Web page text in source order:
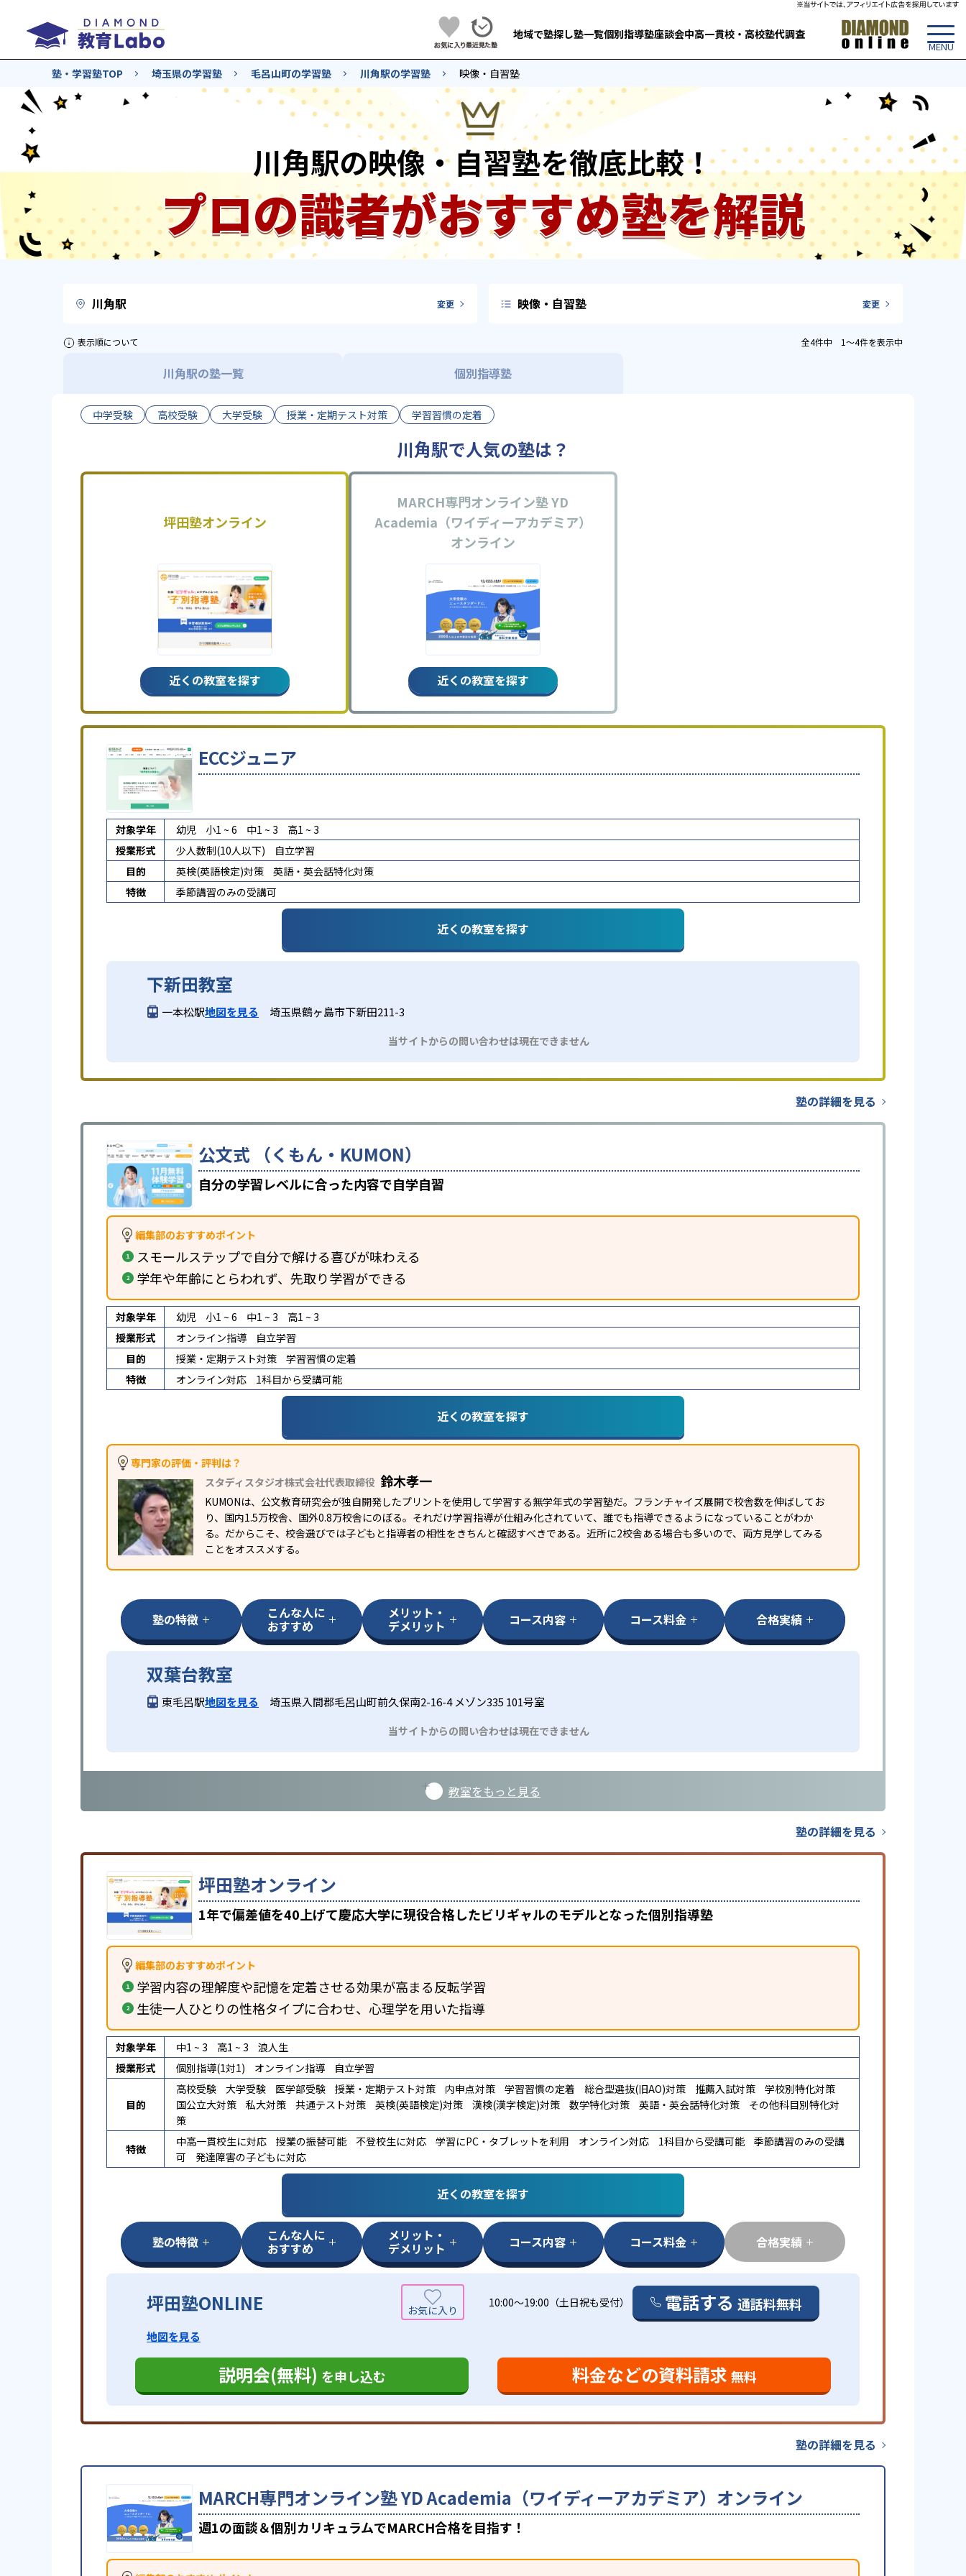
地域で塾探し塾一覧個別指導塾座談会中高一貫校・高校塾代調査
塾・学習塾TOP 埼玉県の学習塾 毛呂山町の学習塾 川角駅の学習塾 映像・自習塾
川角駅の映像・自習塾を徹底比較！
プロの識者がおすすめ塾を解説
川角駅 変更 映像・自習塾 変更
表示順について 全4件中 1〜4件を表示中
川角駅の塾一覧 個別指導塾
中学受験 高校受験 大学受験 授業・定期テスト対策 学習習慣の定着
川角駅で人気の塾は？
坪田塾オンライン
近くの教室を探す
MARCH専門オンライン塾 YD
Academia（ワイディーアカデミア）
オンライン
近くの教室を探す
ECCジュニア
対象学年 幼児 小1 ~ 6 中1 ~ 3
高1 ~ 3
授業形式
少人数制(10人以下)
自立学習
目的
英検(英語検定)対策
英語・英会話特化対策
特徴
季節講習のみの受講可
近くの教室を探す
下新田教室
一本松駅地図を見る 埼玉県鶴ヶ島市下新田211-3
当サイトからの問い合わせは現在できません
塾の詳細を見る
公文式 （くもん・KUMON）
自分の学習レベルに合った内容で自学自習
編集部のおすすめポイント
スモールステップで自分で解ける喜びが味わえる
学年や年齢にとらわれず、先取り学習ができる
対象学年 幼児 小1 ~ 6 中1 ~ 3
高1 ~ 3
授業形式
オンライン指導
自立学習
目的
授業・定期テスト対策
学習習慣の定着
特徴
オンライン対応 1科目から受講可能
近くの教室を探す
専門家の評価・評判は？
スタディスタジオ株式会社代表取締役 鈴木孝一
KUMONは、公文教育研究会が独自開発したプリントを使用して学習する無学年式の学習塾だ。フランチャイズ展開で校舎数を伸ばしてお
り、国内1.5万校舎、国外0.8万校舎にのぼる。それだけ学習指導が仕組み化されていて、誰でも指導できるようになっていることがわか
る。だからこそ、校舎選びでは子どもと指導者の相性をきちんと確認すべきである。近所に2校舎ある場合も多いので、両方見学してみる
ことをオススメする。
塾の特徴 こんな人に
おすすめ
メリット・
デメリット コース内容 コース料金 合格実績
双葉台教室
東毛呂駅地図を見る 埼玉県入間郡毛呂山町前久保南2-16-4 メゾン335 101号室
当サイトからの問い合わせは現在できません
教室をもっと見る
塾の詳細を見る
坪田塾オンライン
1年で偏差値を40上げて慶応大学に現役合格したビリギャルのモデルとなった個別指導塾
編集部のおすすめポイント
学習内容の理解度や記憶を定着させる効果が高まる反転学習
生徒一人ひとりの性格タイプに合わせ、心理学を用いた指導
対象学年 中1 ~ 3 高1 ~ 3
浪人生
授業形式
個別指導(1対1) オンライン指導 自立学習
目的
高校受験 大学受験 医学部受験 授業・定期テスト対策 内申点対策 学習習慣の定着 総合型選抜(旧AO)対策 推薦入試対策
学校別特化対策
国公立大対策
私大対策 共通テスト対策 英検(英語検定)対策 漢検(漢字検定)対策 数学特化対策 英語・英会話特化対策
その他科目別特化対
策
特徴
中高一貫校生に対応 授業の振替可能 不登校生に対応 学習にPC・タブレットを利用 オンライン対応 1科目から受講可能
季節講習のみの受講
可
発達障害の子どもに対応
近くの教室を探す
塾の特徴 こんな人に
おすすめ
メリット・
デメリット コース内容 コース料金 合格実績
坪田塾ONLINE 10:00～19:00（土日祝も受付） 電話する 通話料無料
地図を見る
説明会(無料) を申し込む 料金などの資料請求 無料
塾の詳細を見る
MARCH専門オンライン塾 YD Academia（ワイディーアカデミア）オンライン
週1の面談＆個別カリキュラムでMARCH合格を目指す！